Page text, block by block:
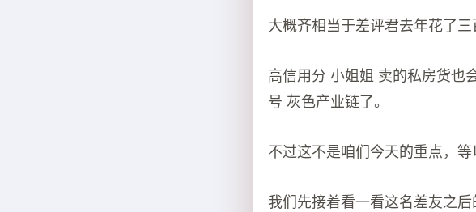
大概齐相当于差评君去年花了三
高信用分 小姐姐 卖的私房货也
号 灰色产业链了。
不过这不是咱们今天的重点，
我们先接着看一看这名差友之后